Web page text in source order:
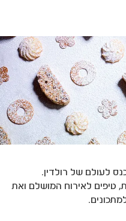
לעולם של רולדין.
טיפים לאירוח המושלם ואת